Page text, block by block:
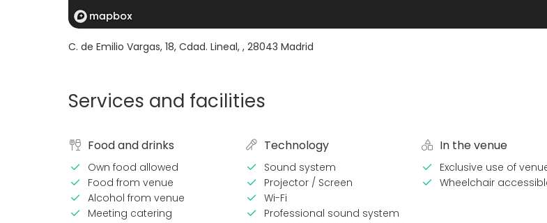
C. de Emilio Vargas, 18, Cdad. Lineal, , 28043 Madrid
Services and facilities
Food and drinks
Own food allowed
Food from venue
Alcohol from venue
Meeting catering
Technology
Sound system
Projector / Screen
Wi-Fi
Professional sound system
In the venue
Exclusive use of
Wheelchair